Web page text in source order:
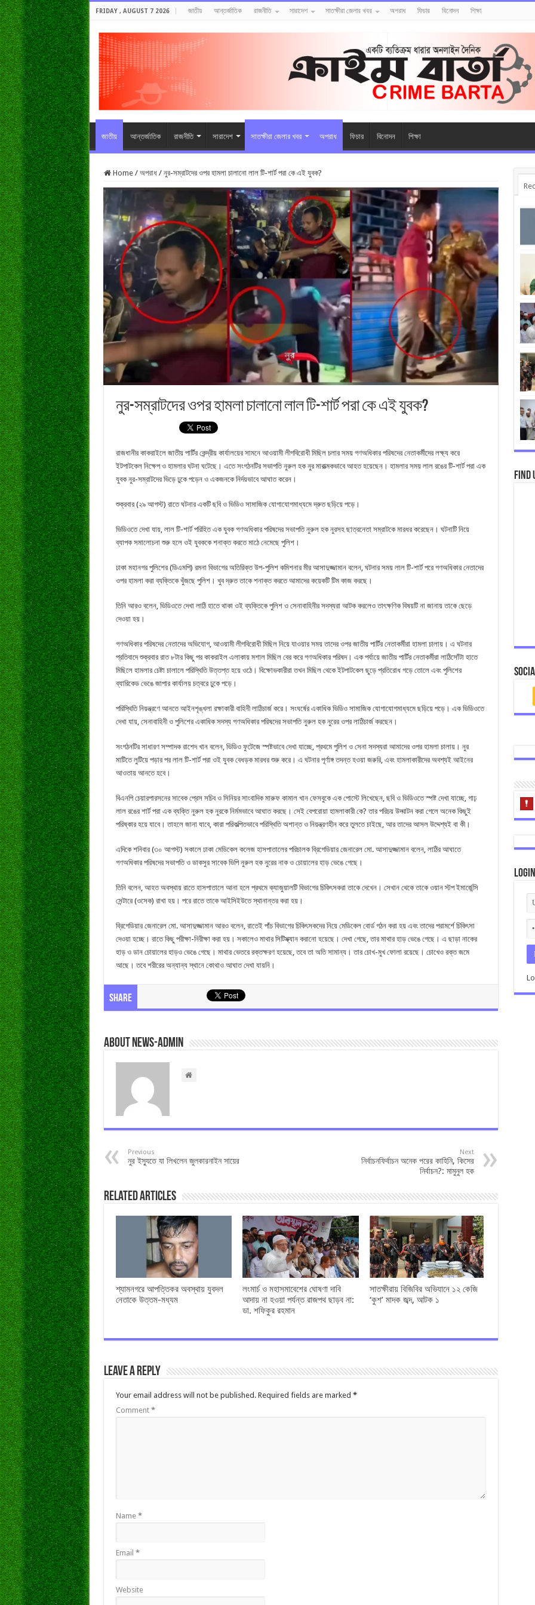
FRIDAY , AUGUST 7 2026 জাতীয় আন্তর্জাতিক রাজনীতি সারাদেশ সাতক্ষীরা জেলার খবর অপরাধ ফিচার বিনোদন শিক্ষা
জাতীয় আন্তর্জাতিক রাজনীতি সারাদেশ সাতক্ষীরা জেলার খবর অপরাধ ফিচার বিনোদন শিক্ষা
Home / অপরাধ / নুর-সম্রাটদের ওপর হামলা চালানো লাল টি-শার্ট পরা কে এই যুবক?
নুর-সম্রাটদের ওপর হামলা চালানো লাল টি-শার্ট পরা কে এই যুবক?
রাজধানীর কাকরাইলে জাতীয় পার্টির কেন্দ্রীয় কার্যালয়ের সামনে আওয়ামী লীগবিরোধী মিছিল চলার সময় গণঅধিকার পরিষদের নেতাকর্মীদের লক্ষ্য করে
ইটপাটকেল নিক্ষেপ ও হামলার ঘটনা ঘটেছে। এতে সংগঠনটির সভাপতি নুরুল হক নুর মারাত্মকভাবে আহত হয়েছেন। হামলার সময় লাল রঙের টি-শার্ট পরা এক
যুবক নুর-সম্রাটদের ভিড়ে ঢুকে পড়েন ও একজনকে নির্দয়ভাবে আঘাত করেন।
শুক্রবার (২৯ আগস্ট) রাতে ঘটনার একটি ছবি ও ভিডিও সামাজিক যোগাযোগমাধ্যমে দ্রুত ছড়িয়ে পড়ে।
ভিডিওতে দেখা যায়, লাল টি-শার্ট পরিহিত এক যুবক গণঅধিকার পরিষদের সভাপতি নুরুল হক নুরসহ ছাত্রনেতা সম্রাটকে মারধর করেছেন। ঘটনাটি নিয়ে
ব্যাপক সমালোচনা শুরু হলে ওই যুবককে শনাক্ত করতে মাঠে নেমেছে পুলিশ।
ঢাকা মহানগর পুলিশের (ডিএমপি) রমনা বিভাগের অতিরিক্ত উপ-পুলিশ কমিশনার মীর আসাদুজ্জামান বলেন, ঘটনার সময় লাল টি-শার্ট পরে গণঅধিকার নেতাদের
ওপর হামলা করা ব্যক্তিকে খুঁজছে পুলিশ। খুব দ্রুত তাকে শনাক্ত করতে আমাদের কয়েকটি টিম কাজ করছে।
তিনি আরও বলেন, ভিডিওতে দেখা লাঠি হাতে থাকা ওই ব্যক্তিকে পুলিশ ও সেনাবাহিনীর সদস্যরা আটক করলেও তাৎক্ষণিক বিষয়টি না জানায় তাকে ছেড়ে
দেওয়া হয়।
গণঅধিকার পরিষদের নেতাদের অভিযোগ, আওয়ামী লীগবিরোধী মিছিল নিয়ে যাওয়ার সময় তাদের ওপর জাতীয় পার্টির নেতাকর্মীরা হামলা চালায়। এ ঘটনার
প্রতিবাদে শুক্রবার রাত ৮টার কিছু পর কাকরাইল এলাকায় মশাল মিছিল বের করে গণঅধিকার পরিষদ। এক পর্যায়ে জাতীয় পার্টির নেতাকর্মীরা লাঠিসোঁটা হাতে
মিছিলে হামলার চেষ্টা চালালে পরিস্থিতি উত্তপ্ত হয়ে ওঠে। বিক্ষোভকারীরা তখন মিছিল থেকে ইটপাটকেল ছুড়ে প্রতিরোধ গড়ে তোলে এবং পুলিশের
ব্যারিকেড ভেঙে জাপার কার্যালয় চত্বরে ঢুকে পড়ে।
পরিস্থিতি নিয়ন্ত্রণে আনতে আইনশৃঙ্খলা রক্ষাকারী বাহিনী লাঠিচার্জ করে। সংঘর্ষের একাধিক ভিডিও সামাজিক যোগাযোগমাধ্যমে ছড়িয়ে পড়ে। এক ভিডিওতে
দেখা যায়, সেনাবাহিনী ও পুলিশের একাধিক সদস্য গণঅধিকার পরিষদের সভাপতি নুরুল হক নুরের ওপর লাঠিচার্জ করছেন।
সংগঠনটির সাধারণ সম্পাদক রাশেদ খান বলেন, ভিডিও ফুটেজে স্পষ্টভাবে দেখা যাচ্ছে, প্রথমে পুলিশ ও সেনা সদস্যরা আমাদের ওপর হামলা চালায়। নুর
মাটিতে লুটিয়ে পড়ার পর লাল টি-শার্ট পরা ওই যুবক বেধড়ক মারধর শুরু করে। এ ঘটনার পূর্ণাঙ্গ তদন্ত হওয়া জরুরি, এবং হামলাকারীদের অবশ্যই আইনের
আওতায় আনতে হবে।
বিএনপি চেয়ারপারসনের সাবেক প্রেস সচিব ও সিনিয়র সাংবাদিক মারুফ কামাল খান ফেসবুকে এক পোস্টে লিখেছেন, ছবি ও ভিডিওতে স্পষ্ট দেখা যাচ্ছে, গাঢ়
লাল রঙের শার্ট পরা এক ব্যক্তি নুরুল হক নুরকে নির্মমভাবে আঘাত করছে। সেই বেপরোয়া হামলাকারী কে? তার পরিচয় উদ্ঘাটন করা গেলে অনেক কিছুই
পরিষ্কার হয়ে যাবে। তাহলে জানা যাবে, কারা পরিকল্পিতভাবে পরিস্থিতি অশান্ত ও নিয়ন্ত্রণহীন করে তুলতে চাইছে, আর তাদের আসল উদ্দেশ্যই বা কী।
এদিকে শনিবার (৩০ আগস্ট) সকালে ঢাকা মেডিকেল কলেজ হাসপাতালের পরিচালক ব্রিগেডিয়ার জেনারেল মো. আসাদুজ্জামান বলেন, লাঠির আঘাতে
গণঅধিকার পরিষদের সভাপতি ও ডাকসুর সাবেক ভিপি নুরুল হক নুরের নাক ও চোয়ালের হাড় ভেঙে গেছে।
তিনি বলেন, আহত অবস্থায় রাতে হাসপাতালে আনা হলে প্রথমে ক্যাজুয়ালটি বিভাগের চিকিৎসকরা তাকে দেখেন। সেখান থেকে তাকে ওয়ান স্টপ ইমার্জেন্সি
সেন্টারে (ওসেক) রাখা হয়। পরে রাতে তাকে আইসিইউতে স্থানান্তর করা হয়।
ব্রিগেডিয়ার জেনারেল মো. আসাদুজ্জামান আরও বলেন, রাতেই পাঁচ বিভাগের চিকিৎসকদের নিয়ে মেডিকেল বোর্ড গঠন করা হয় এবং তাদের পরামর্শে চিকিৎসা
দেওয়া হচ্ছে। রাতে কিছু পরীক্ষা-নিরীক্ষা করা হয়। সকালেও মাথার সিটিস্ক্যান করানো হয়েছে। দেখা গেছে, তার মাথার হাড় ভেঙে গেছে। এ ছাড়া নাকের
হাড় ও ডান চোয়ালের হাড়ও ভেঙে গেছে। মাথার ভেতরে রক্তক্ষরণ হয়েছে, তবে তা অতি সামান্য। তার চোখ-মুখ ফোলা রয়েছে। চোখেও রক্ত জমে
আছে। তবে শরীরের অন্যান্য স্থানে কোথাও আঘাত দেখা যায়নি।
Share
About news-admin
Previous
নুর ইস্যুতে যা লিখলেন জুলকারনাইন সায়ের
Next
নির্বাচনফির্বাচন অনেক পরের কাহিনি, কিসের
নির্বাচন?: মামুনুল হক
Related Articles
শ্যামনগরে আপত্তিকর অবস্থায় যুবদল
নেতাকে উত্তম-মধ্যম
লংমার্চ ও মহাসমাবেশের ঘোষণা দাবি
আদায় না হওয়া পর্যন্ত রাজপথ ছাড়ব না:
ডা. শফিকুর রহমান
সাতক্ষীরায় বিজিবির অভিযানে ১২ কেজি
‘কুশ’ মাদক জব্দ, আটক ১
Leave a Reply
Your email address will not be published. Required fields are marked *
Comment *
Name *
Email *
Website
Find
Login